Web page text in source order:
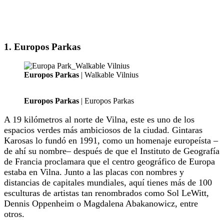
1. Europos Parkas
Europos Parkas | Walkable Vilnius
Europos Parkas | Europos Parkas
A 19 kilómetros al norte de Vilna, este es uno de los
espacios verdes más ambiciosos de la ciudad. Gintaras
Karosas lo fundó en 1991, como un homenaje europeísta –
de ahí su nombre– después de que el Instituto de Geografía
de Francia proclamara que el centro geográfico de Europa
estaba en Vilna. Junto a las placas con nombres y
distancias de capitales mundiales, aquí tienes más de 100
esculturas de artistas tan renombrados como Sol LeWitt,
Dennis Oppenheim o Magdalena Abakanowicz, entre
otros.